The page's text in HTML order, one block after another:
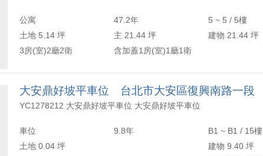
2500 萬
- 4000 萬
萬
40 坪 - 50 坪
- 坪
年 - -
公寓 47.2年
5 ~ 5 / 5樓
土地 5.14 坪
主 21.44 坪
建物 21.44 坪
3房(室)2廳2衛
含加蓋1房(室)1廳1衛
大安鼎好坡平車位 台北市大安區復興南路一段
YC1278212 大安鼎好坡平車位 大安鼎好坡平車位
車位 9.8年
B1 ~ B1 / 15樓
土地 0.04 坪
建物 9.40 坪